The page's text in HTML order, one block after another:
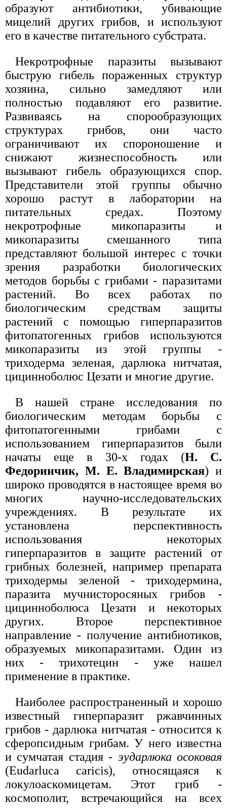
образуют антибиотики, убивающие
мицелий других грибов, и используют
его в качестве питательного субстрата.
Некротрофные паразиты вызывают
быструю гибель пораженных структур
хозяина, сильно замедляют или
полностью подавляют его развитие.
Развиваясь на спорообразующих
структурах грибов, они часто
ограничивают их спороношение и
снижают жизнеспособность или
вызывают гибель образующихся спор.
Представители этой группы обычно
хорошо растут в лаборатории на
питательных средах. Поэтому
некротрофные микопаразиты и
микопаразиты смешанного типа
представляют большой интерес с точки
зрения разработки биологических
методов борьбы с грибами - паразитами
растений. Во всех работах по
биологическим средствам защиты
растений с помощью гиперпаразитов
фитопатогенных грибов используются
микопаразиты из этой группы -
триходерма зеленая, дарлюка нитчатая,
цицинноболюс Цезати и многие другие.
В нашей стране исследования по
биологическим методам борьбы с
фитопатогенными грибами с
использованием гиперпаразитов были
начаты еще в 30-х годах (Н. С.
Федоринчик, M. Е. Владимирская) и
широко проводятся в настоящее время во
многих научно-исследовательских
учреждениях. В результате их
установлена перспективность
использования некоторых
гиперпаразитов в защите растений от
грибных болезней, например препарата
триходермы зеленой - триходермина,
паразита мучнисторосяных грибов -
цицинноболюса Цезати и некоторых
других. Второе перспективное
направление - получение антибиотиков,
образуемых микопаразитами. Один из
них - трихотецин - уже нашел
применение в практике.
Наиболее распространенный и хорошо
известный гиперпаразит ржавчинных
грибов - дарлюка нитчатая - относится к
сферопсидным грибам. У него известна
и сумчатая стадия - эударлюка осоковая
(Eudarluca caricis), относящаяся к
локулоаскомицетам. Этот гриб -
космополит, встречающийся на всех